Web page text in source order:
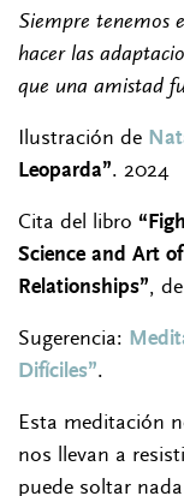
Siempre tenemos
hacer las
que una amistad
Ilustración de
Leoparda”. 2024
Cita del libro
Science and Art
Relationships”, de
Sugerencia:
Difíciles”.
Esta meditación
nos llevan a
puede soltar